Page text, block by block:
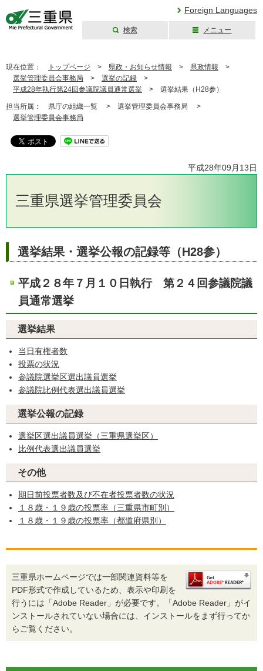
Foreign Languages
検索 メニュー
現在位置： トップページ > 県政・お知らせ情報 > 県政情報 >
選挙管理委員会事務局 > 選挙の記録 >
平成28年執行第24回参議院議員通常選挙 > 選挙結果（H28参）
担当所属： 県庁の組織一覧 > 選挙管理委員会事務局 >
選挙管理委員会事務局
平成28年09月13日
三重県選挙管理委員会
選挙結果・選挙公報の記録等（H28参）
平成２８年７月１０日執行 第２４回参議院議
員通常選挙
選挙結果
当日有権者数
投票の状況
参議院選挙区選出議員選挙
参議院比例代表選出議員選挙
選挙公報の記録
選挙区選出議員選挙（三重県選挙区）
比例代表選出議員選挙
その他
期日前投票者数及び不在者投票者数の状況
１８歳・１９歳の投票率（三重県市町別）
１８歳・１９歳の投票率（都道府県別）
三重県ホームページでは一部関連資料等を
PDF形式で作成しているため、表示や印刷を
行うには「Adobe Reader」が必要です。「Adobe Reader」がイ
ンストールされていない場合には、インストールをまず行ってか
らご覧ください。